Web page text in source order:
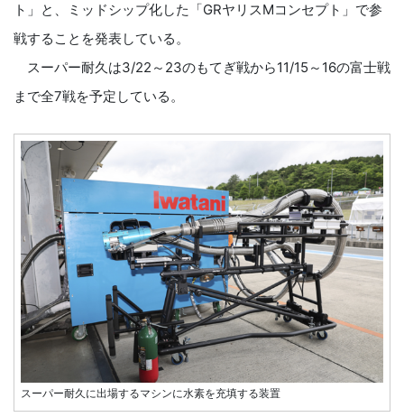
ト」と、ミッドシップ化した「GRヤリスMコンセプト」で参
戦することを発表している。
スーパー耐久は3/22～23のもてぎ戦から11/15～16の富士戦
まで全7戦を予定している。
スーパー耐久に出場するマシンに水素を充填する装置